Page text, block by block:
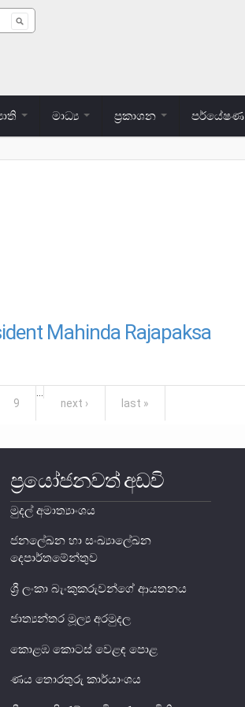
මාධ්‍ය ප්‍රකාශන පර්යේෂණ
Mahinda Rajapaksa
9
next ›
last »
ප්‍රයෝජනවත් අඩවි
මුදල් අමාත්‍යාංශය
ජනලේඛන හා සංඛ්‍යාලේඛන
දෙපාර්තමේන්තුව
ශ්‍රී ලංකා බැංකුකරුවන්ගේ ආයතනය
ජාත්‍යන්තර මූල්‍ය අරමුදල
කොළඹ කොටස් වෙළඳ පොළ
ණය තොරතුරු කාර්යාංශය